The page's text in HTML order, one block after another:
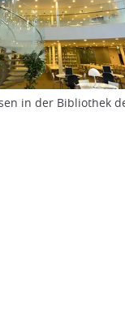
in der Bibliothek